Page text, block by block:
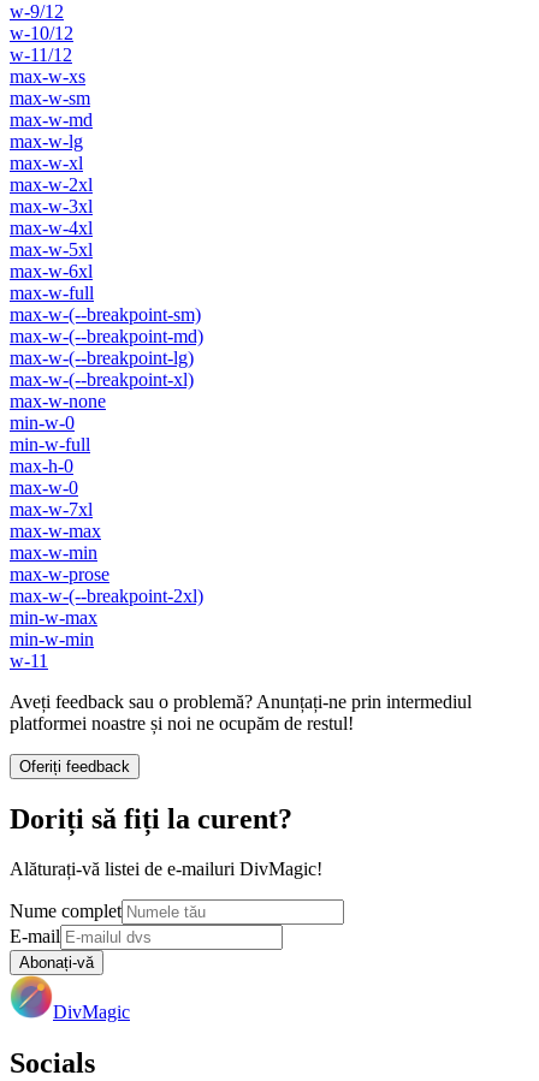
w-9/12
w-10/12
w-11/12
max-w-xs
max-w-sm
max-w-md
max-w-lg
max-w-xl
max-w-2xl
max-w-3xl
max-w-4xl
max-w-5xl
max-w-6xl
max-w-full
max-w-(--breakpoint-sm)
max-w-(--breakpoint-md)
max-w-(--breakpoint-lg)
max-w-(--breakpoint-xl)
max-w-none
min-w-0
min-w-full
max-h-0
max-w-0
max-w-7xl
max-w-max
max-w-min
max-w-prose
max-w-(--breakpoint-2xl)
min-w-max
min-w-min
w-11
Aveți feedback sau o problemă? Anunțați-ne prin intermediul
platformei noastre și noi ne ocupăm de restul!
Oferiți feedback
Doriți să fiți la curent?
Alăturați-vă listei de e-mailuri DivMagic!
Nume complet
E-mail
Abonați-vă
DivMagic
Socials